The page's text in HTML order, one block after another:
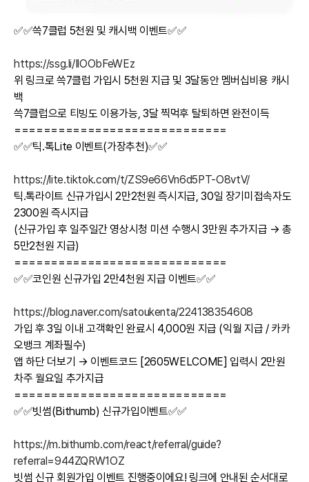
✅✅쓱7클럽 5천원 및 캐시백 이벤트✅✅
https://ssg.li/IlOObFeWEz
위 링크로 쓱7클럽 가입시 5천원 지급 및 3달동안 멤버십비용 캐시
백
쓱7클럽으로 티빙도 이용가능, 3달 찍먹후 탈퇴하면 완전이득
=============================
✅✅틱.톡Lite 이벤트(가장추천)✅✅
https://lite.tiktok.com/t/ZS9e66Vn6d5PT-O8vtV/
틱.톡라이트 신규가입시 2만2천원 즉시지급, 30일 장기미접속자도
2300원 즉시지급
(신규가입 후 일주일간 영상시청 미션 수행시 3만원 추가지급 → 총
5만2천원 지급)
=============================
✅✅코인원 신규가입 2만4천원 지급 이벤트✅✅
https://blog.naver.com/satoukenta/224138354608
가입 후 3일 이내 고객확인 완료시 4,000원 지급 (익월 지급 / 카카
오뱅크 계좌필수)
앱 하단 더보기 → 이벤트코드 [2605WELCOME] 입력시 2만원
차주 월요일 추가지급
=============================
✅✅빗썸(Bithumb) 신규가입이벤트✅✅
https://m.bithumb.com/react/referral/guide?
referral=944ZQRW1OZ
빗썸 신규 회원가입 이벤트 진행중이에요! 링크에 안내된 순서대로